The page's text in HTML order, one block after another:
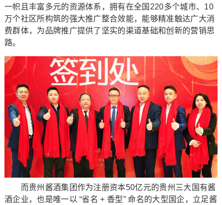
一帜且丰富多元的资源体系，拥有在全国220多个城市、10
万个社区所构筑的强大推广整合效能，能够精准触达广大消
费群体，为品牌推广提供了坚实的渠道基础和创新的营销思
路。
而贵州酱酒集团作为注册资本50亿元的贵州三大国有酱
酒企业，也是唯一以 “省名 + 香型” 命名的大型国企，立足酱